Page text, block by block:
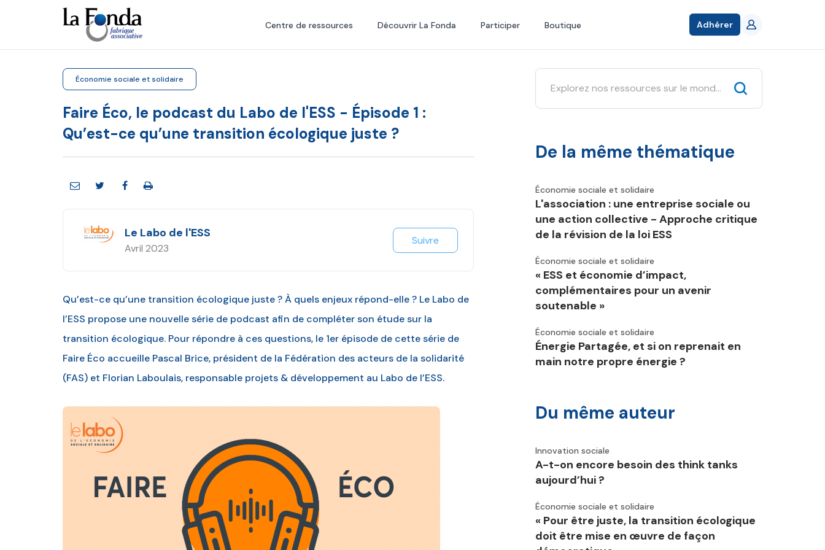
principal
Centre de ressources Découvrir La Fonda Participer Boutique Adhérer
Économie sociale et solidaire
Faire Éco, le podcast du Labo de l'ESS - Épisode 1 :
Qu’est-ce qu’une transition écologique juste ?
Le Labo de l'ESS
Avril 2023
Suivre
Qu’est-ce qu’une transition écologique juste ? À quels enjeux répond-elle ? Le Labo de
l’ESS propose une nouvelle série de podcast afin de compléter son étude sur la
transition écologique. Pour répondre à ces questions, le 1er épisode de cette série de
Faire Éco accueille Pascal Brice, président de la Fédération des acteurs de la solidarité
(FAS) et Florian Laboulais, responsable projets & développement au Labo de l’ESS.
De la même thématique
Économie sociale et solidaire
L'association : une entreprise sociale ou
une action collective - Approche critique
de la révision de la loi ESS
Économie sociale et solidaire
« ESS et économie d’impact,
complémentaires pour un avenir
soutenable »
Économie sociale et solidaire
Énergie Partagée, et si on reprenait en
main notre propre énergie ?
Du même auteur
Innovation sociale
A-t-on encore besoin des think tanks
aujourd’hui ?
Économie sociale et solidaire
« Pour être juste, la transition écologique
doit être mise en œuvre de façon